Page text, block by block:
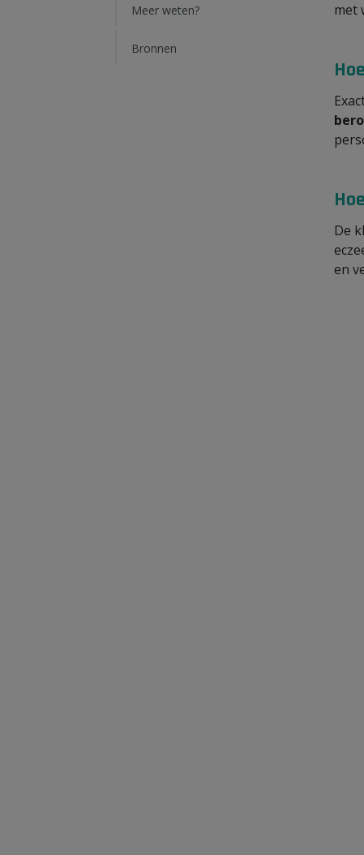
Meer weten?
Bronnen
met
De
en